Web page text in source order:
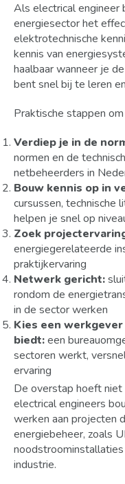
Als electrical engineer
energiesector het
elektrotechnische
kennis van
haalbaar wanneer je
bent snel bij te leren
Praktische stappen
Verdiep je in de
normen en de
netbeheerders in
Bouw kennis op in
cursussen, technische
helpen je snel op
Zoek
energiegerelateerde
praktijkervaring
Netwerk gericht:
rondom de
in de sector werken
Kies een
biedt:een
sectoren werkt,
ervaring
De overstap hoeft
electrical engineers
werken aan projecten
energiebeheer, zoals
industrie.